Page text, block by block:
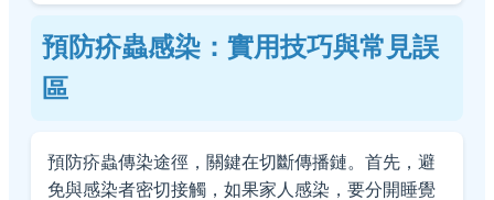
預防疥蟲感染：實用技巧與常見誤
區
預防疥蟲傳染途徑，關鍵在切斷傳播鏈。首先，避
免與感染者密切接觸，如果家人感染，要分開睡覺